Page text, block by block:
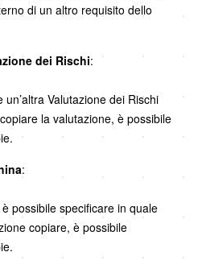
di un altro requisito dello
dei Rischi:
Valutazione dei Rischi
la valutazione, è possibile
:
possibile specificare in quale
copiare, è possibile